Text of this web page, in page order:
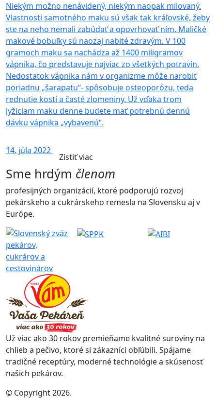
Niekým možno nenávidený, niekým naopak milovaný.
Vlastnosti samotného maku sú však tak kráľovské, žeby
ste na neho nemali zabúdať a opovrhovať ním. Maličké
makové bobuľky sú naozaj nabité zdravým. V 100
gramoch maku sa nachádza až 1400 miligramov
vápnika, čo predstavuje najviac zo všetkých potravín.
Nedostatok vápnika nám v organizme môže narobiť
poriadnu „šarapatu“- spôsobuje osteoporózu, teda
rednutie kostí a časté zlomeniny. Už vďaka trom
lyžiciam maku denne budete mať potrebnú dennú
dávku vápnika „vybavenú“.
14. júla 2022
Zistiť viac
Sme hrdým členom
profesijných organizácií, ktoré podporujú rozvoj
pekárskeho a cukrárskeho remesla na Slovensku aj v
Európe.
Už viac ako 30 rokov premieňame kvalitné suroviny na
chlieb a pečivo, ktoré si zákazníci obľúbili. Spájame
tradičné receptúry, moderné technológie a skúsenosť
našich pekárov.
© Copyright 2026.